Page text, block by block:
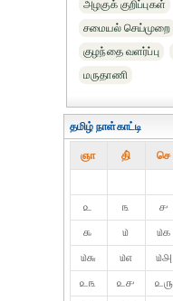
அழகுக் குறிப்புகள்
சமையல் செய்முறை
குழந்தை வளர்ப்பு
மருதாணி
தமிழ் நாள்காட்டி
ஞா தி் செ
௨
௩ ௪
௯
௰ ௰௧
௰௬
௰௭ ௰௮
௨௩
௨௪ ௨௫